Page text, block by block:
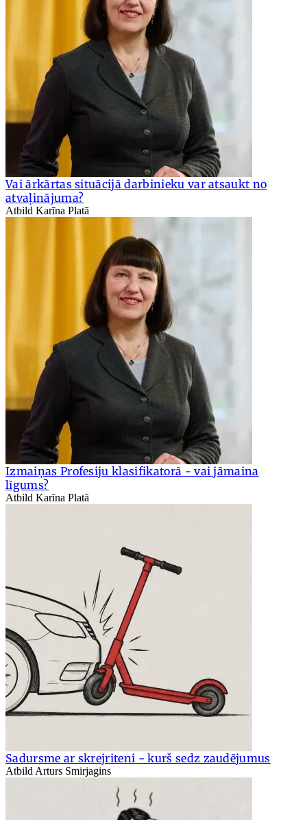
Vai ārkārtas situācijā darbinieku var atsaukt no
atvaļinājuma?
Atbild Karīna Platā
Izmaiņas Profesiju klasifikatorā - vai jāmaina
līgums?
Atbild Karīna Platā
Sadursme ar skrejriteni - kurš sedz zaudējumus
Atbild Arturs Smirjagins